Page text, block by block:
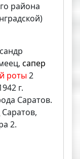
района
сапер
роты2
г.
Саратов.
2.